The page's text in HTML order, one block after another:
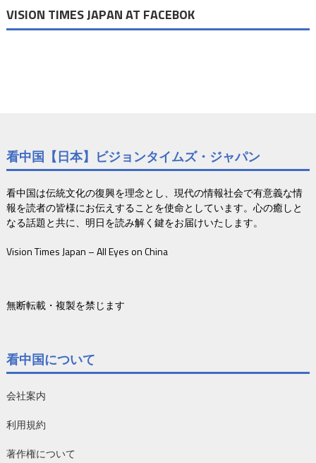
VISION TIMES JAPAN AT FACEBOK
看中国【日本】ビジョンタイムズ・ジャパン
看中国は伝統文化の復興を理念とし、現代の情報社会で有意義な情
報を読者の皆様にお伝えすることを使命としています。心の癒しと
なる話題と共に、明日を読み解く鍵をお届けいたします。
Vision Times Japan – All Eyes on China
無断転載・複製を禁じます
看中国について
会社案内
利用規約
著作権について